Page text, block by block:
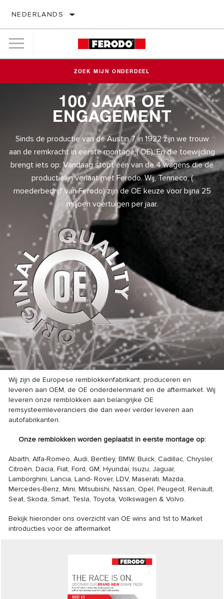
NEDERLANDS
ZOEK MIJN ONDERDEEL
100 JAAR OE
ENGAGEMENT
Sinds de productie van de Austin 7 in 1922 zijn we trouw
aan de remkracht in eerste montage ( OE). En die toewijding
brengt iets op: Vandaag stopt één van de 4 wagens die de
productielijn verlaat met Ferodo. Wij, Tenneco, (
moederbedrijf van Ferodo) zijn de OE keuze voor bijna 25
miljoen voertuigen per jaar.
Wij zijn de Europese remblokkenfabrikant, produceren en
leveren aan OEM, de OE onderdelenmarkt en de aftermarket. Wij
leveren onze remblokken aan belangrijke OE
remsysteemleveranciers die dan weer verder leveren aan
autofabrikanten.
Onze remblokken worden geplaatst in eerste montage op:
Abarth, Alfa-Romeo, Audi, Bentley, BMW, Buick, Cadillac, Chrysler,
Citroën, Dacia, Fiat, Ford, GM, Hyundai, Isuzu, Jaguar,
Lamborghini, Lancia, Land- Rover, LDV, Maserati, Mazda,
Mercedes-Benz, Mini, Mitsubishi, Nissan, Opel, Peugeot, Renault,
Seat, Skoda, Smart, Tesla, Toyota, Volkswagen & Volvo.
Bekijk hieronder ons overzicht van OE wins and 1st to Market
introducties voor de aftermarket